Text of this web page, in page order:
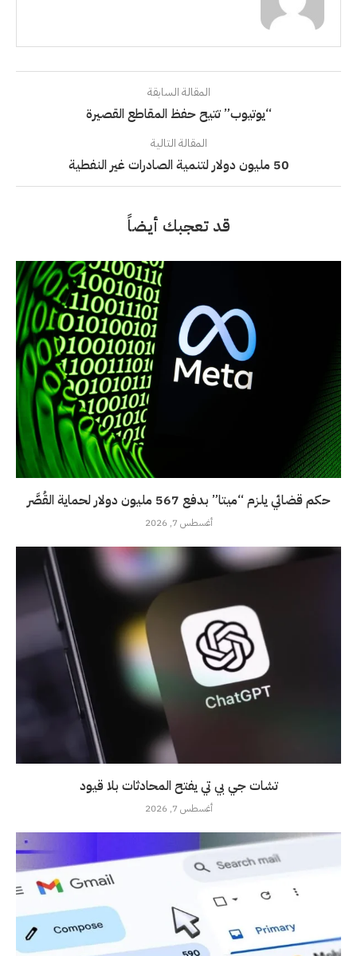
المقالة السابقة
“يوتيوب” تتيح حفظ المقاطع القصيرة
المقالة التالية
50 مليون دولار لتنمية الصادرات غير النفطية
قد تعجبك أيضاً
حكم قضائي يلزم “ميتا” بدفع 567 مليون دولار لحماية القُصَّر
أغسطس 7, 2026
تشات جي بي تي يفتح المحادثات بلا قيود
أغسطس 7, 2026